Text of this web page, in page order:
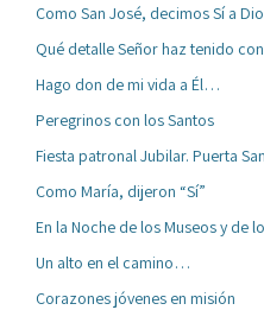
Como San José, decimos Sí a
Qué detalle Señor haz tenido
Hago don de mi vida a Él…
Peregrinos con los Santos
Fiesta patronal Jubilar. Puerta
Como María, dijeron “Sí”
En la Noche de los Museos y de
Un alto en el camino…
Corazones jóvenes en misión